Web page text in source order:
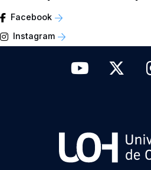
Facebook
Instagram